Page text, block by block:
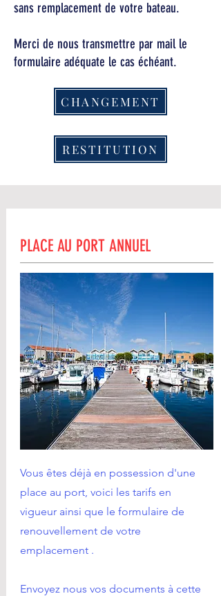
sans remplacement de votre bateau.
Merci de nous transmettre par mail le
formulaire adéquate le cas échéant.
CHANGEMENT
RESTITUTION
PLACE AU PORT ANNUEL
Vous êtes déjà en possession d'une
place au port, voici les tarifs en
vigueur ainsi que le formulaire de
renouvellement de votre
emplacement .
Envoyez nous vos documents à cette